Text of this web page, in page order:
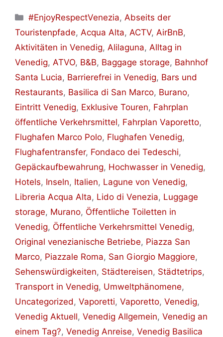
Kategorien
#EnjoyRespectVenezia, Abseits der
Touristenpfade, Acqua Alta, ACTV, AirBnB,
Aktivitäten in Venedig, Alilaguna, Alltag in
Venedig, ATVO, B&B, Baggage storage, Bahnhof
Santa Lucia, Barrierefrei in Venedig, Bars und
Restaurants, Basilica di San Marco, Burano,
Eintritt Venedig, Exklusive Touren, Fahrplan
öffentliche Verkehrsmittel, Fahrplan Vaporetto,
Flughafen Marco Polo, Flughafen Venedig,
Flughafentransfer, Fondaco dei Tedeschi,
Gepäckaufbewahrung, Hochwasser in Venedig,
Hotels, Inseln, Italien, Lagune von Venedig,
Libreria Acqua Alta, Lido di Venezia, Luggage
storage, Murano, Öffentliche Toiletten in
Venedig, Öffentliche Verkehrsmittel Venedig,
Original venezianische Betriebe, Piazza San
Marco, Piazzale Roma, San Giorgio Maggiore,
Sehenswürdigkeiten, Städtereisen, Städtetrips,
Transport in Venedig, Umweltphänomene,
Uncategorized , Vaporetti, Vaporetto, Venedig,
Venedig Aktuell, Venedig Allgemein, Venedig an
einem Tag?, Venedig Anreise, Venedig Basilica